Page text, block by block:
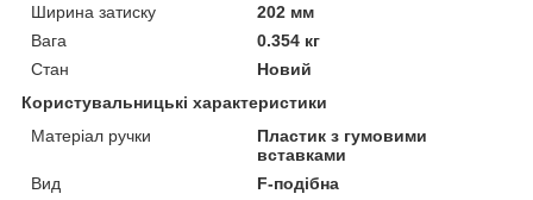
Ширина затиску
202 мм
Вага
0.354 кг
Стан
Новий
Користувальницькі характеристики
Матеріал ручки
Пластик з гумовими
вставками
Вид
F-подібна